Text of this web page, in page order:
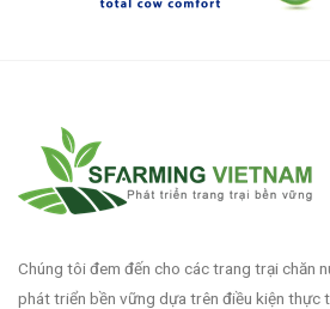
Chúng tôi đem đến cho các trang trại chăn
phát triển bền vững dựa trên điều kiện thực